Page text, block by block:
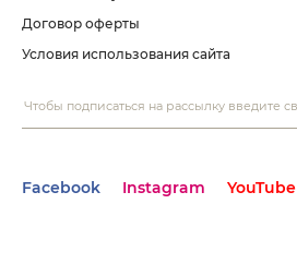
Договор оферты
Условия использования сайта
Facebook Instagram YouTube